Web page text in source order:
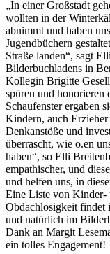
„In einer Großstadt
wollten in der
abnimmt und haben
Jugendbüchern
Straße landen“, sagt
Bilderbuchladens in
Kollegin Brigitte
spüren und
Schaufenster ergaben
Kindern, auch
Denkanstöße und
überrascht, wie o.en
haben“, so Elli
empathischer, und
und helfen uns, in
Eine Liste von Kinder-
Obdachlosigkeit findet
und natürlich im
Dank an Margit
ein tolles Engagement!